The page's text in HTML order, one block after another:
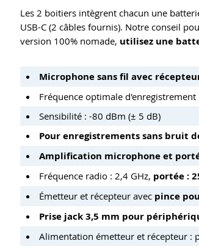
Les 2 boitiers intègrent chacun une
USB-C (2 câbles fournis). Notre conseil
version 100% nomade, utilisez une
Microphone sans fil avec
Fréquence optimale
Sensibilité : -80 dBm (± 5 dB)
Pour enregistrements sans bruit
Amplification microphone et
Fréquence radio : 2,4 GHz, portée :
Émetteur et récepteur avec pince
Prise jack 3,5 mm pour
Alimentation émetteur et récepteur :